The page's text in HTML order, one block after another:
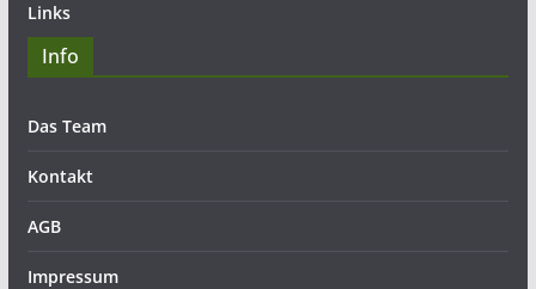
Links
Info
Das Team
Kontakt
AGB
Impressum